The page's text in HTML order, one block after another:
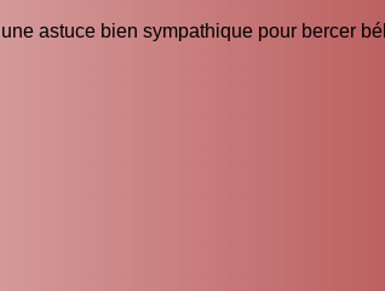
astuce bien sympathique pour bercer